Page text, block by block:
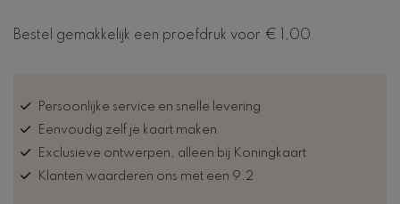
Bestel gemakkelijk een proefdruk voor € 1,00
Persoonlijke service en snelle levering
Eenvoudig zelf je kaart maken
Exclusieve ontwerpen, alleen bij Koningkaart
Klanten waarderen ons met een 9.2